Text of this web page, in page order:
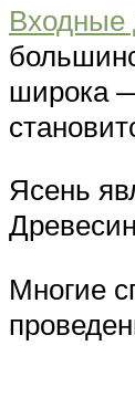
Входные
широка
Ясень
Многие